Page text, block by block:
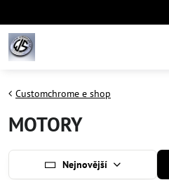
Customchrome e shop
MOTORY
Nejnovější